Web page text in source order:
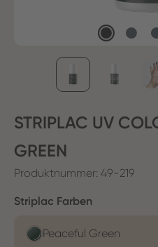
STRIPLAC UV
GREEN
Produktnummer: 49-219
Striplac Farben
Peaceful Green